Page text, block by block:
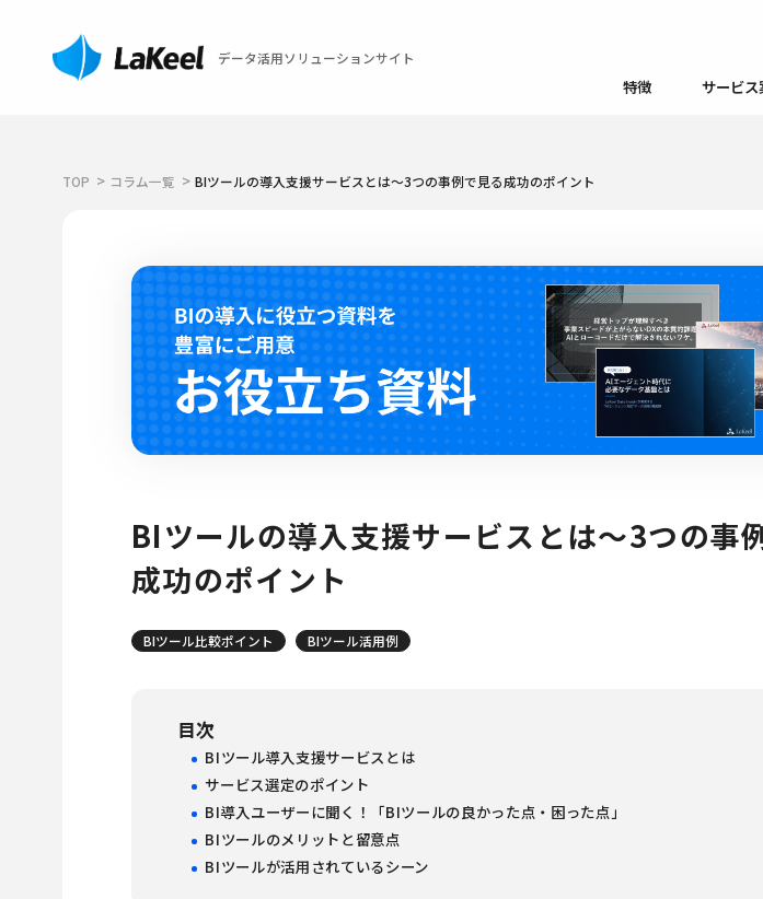
データ活用ソリューションサイト
特徴 サービス
TOP コラム一覧 BIツールの導入支援サービスとは～3つの事例で見る成功のポイント
BIツールの導入支援サービスとは～3つの事
成功のポイント
BIツール比較ポイント BIツール活用例
目次
BIツール導入支援サービスとは
サービス選定のポイント
BI導入ユーザーに聞く！「BIツールの良かった点・困った点」
BIツールのメリットと留意点
BIツールが活用されているシーン